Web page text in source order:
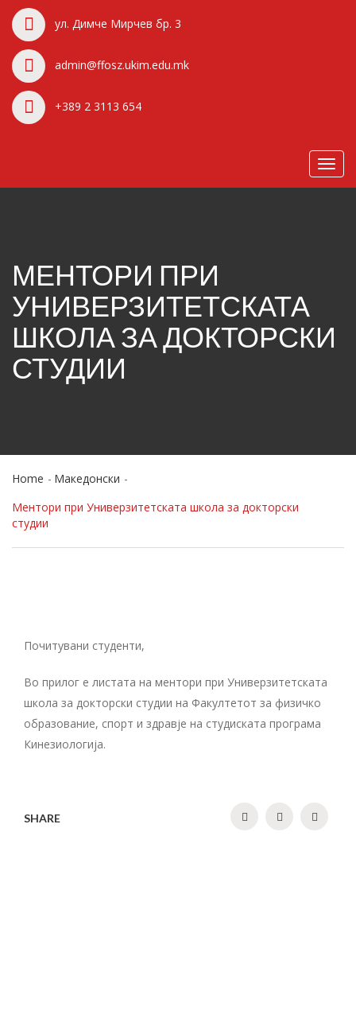
ул. Димче Мирчев бр. 3
admin@ffosz.ukim.edu.mk
+389 2 3113 654
МЕНТОРИ ПРИ
УНИВЕРЗИТЕТСКАТА
ШКОЛА ЗА ДОКТОРСКИ
СТУДИИ
Home
Македонски
Ментори при Универзитетската школа за докторски
студии
Почитувани студенти,
Во прилог е листата на ментори при Универзитетската
школа за докторски студии на Факултетот за физичко
образование, спорт и здравје на студиската програма
Кинезиологија.
SHARE